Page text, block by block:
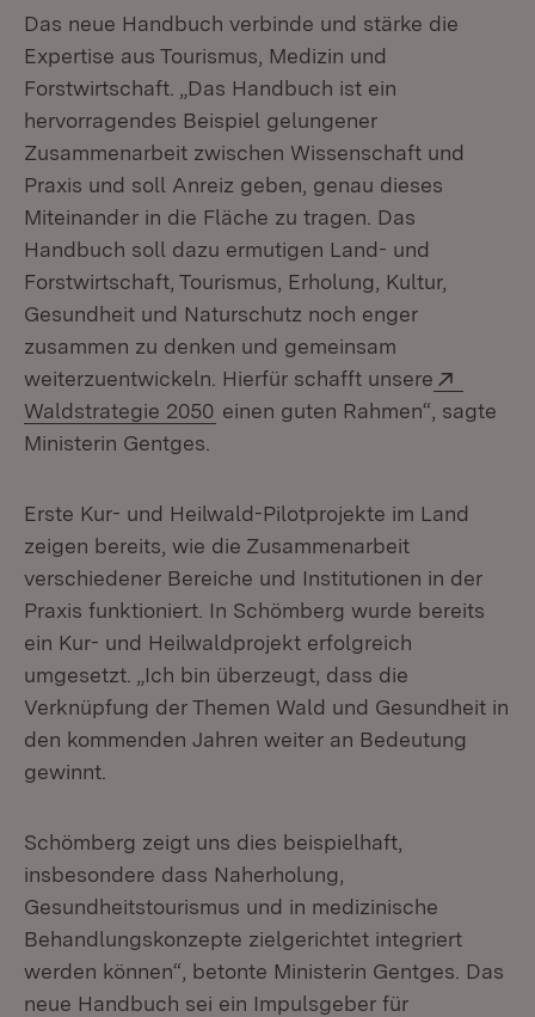
Das neue Handbuch verbinde und stärke die
Expertise aus Tourismus, Medizin und
Forstwirtschaft. „Das Handbuch ist ein
hervorragendes Beispiel gelungener
Zusammenarbeit zwischen Wissenschaft und
Praxis und soll Anreiz geben, genau dieses
Miteinander in die Fläche zu tragen. Das
Handbuch soll dazu ermutigen Land- und
Forstwirtschaft, Tourismus, Erholung, Kultur,
Gesundheit und Naturschutz noch enger
zusammen zu denken und gemeinsam
weiterzuentwickeln. Hierfür schafft unsere
Waldstrategie 2050 (Öffnet in neuem Fenster)
einen guten Rahmen“, sagte
Ministerin Gentges.
Erste Kur- und Heilwald-Pilotprojekte im Land
zeigen bereits, wie die Zusammenarbeit
verschiedener Bereiche und Institutionen in der
Praxis funktioniert. In Schömberg wurde bereits
ein Kur- und Heilwaldprojekt erfolgreich
umgesetzt. „Ich bin überzeugt, dass die
Verknüpfung der Themen Wald und Gesundheit in
den kommenden Jahren weiter an Bedeutung
gewinnt.
Schömberg zeigt uns dies beispielhaft,
insbesondere dass Naherholung,
Gesundheitstourismus und in medizinische
Behandlungskonzepte zielgerichtet integriert
werden können“, betonte Ministerin Gentges. Das
neue Handbuch sei ein Impulsgeber für